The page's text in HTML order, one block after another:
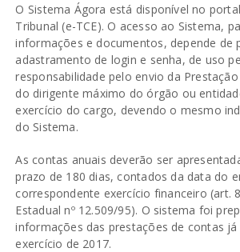
O Sistema Ágora está disponível no
Tribunal (e-TCE). O acesso ao Sistema,
informações e documentos, depende de
adastramento de login e senha, de uso
responsabilidade pelo envio da
do dirigente máximo do órgão ou
exercício do cargo, devendo o mesmo
do Sistema.
As contas anuais deverão ser
prazo de 180 dias, contados da data do
correspondente exercício financeiro (art.
Estadual nº 12.509/95). O sistema foi
informações das prestações de contas
exercício de 2017.